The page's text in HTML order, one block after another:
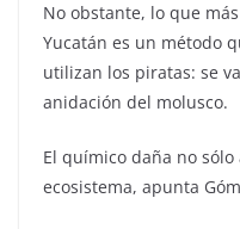
No obstante, lo que
Yucatán es un método
utilizan los piratas: se
anidación del molusco.
El químico daña no
ecosistema, apunta